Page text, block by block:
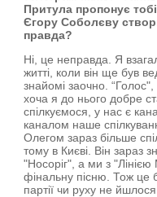
Притула пропонує
Єгору Соболєву
правда?
Ні, це неправда. Я
житті, коли він ще був
знайомі заочно.
хоча я до нього добре
спілкуємося, у нас є
каналом наше
Олегом зараз більше
тому в Києві. Він зараз
"Носоріг", а ми з
фінальну пісню. Тож це
партії чи руху не